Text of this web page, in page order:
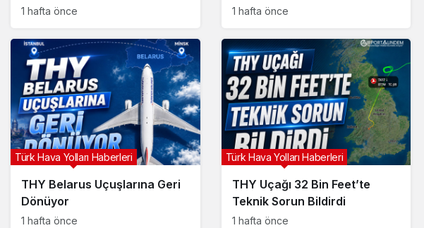
konuştu
1 hafta önce 1 hafta önce
THY Belarus Uçuşlarına Geri
Dönüyor
Türk Hava Yolları Haberleri
1 hafta önce
THY Uçağı 32 Bin Feet’te
Teknik Sorun Bildirdi
Türk Hava Yolları Haberleri
1 hafta önce